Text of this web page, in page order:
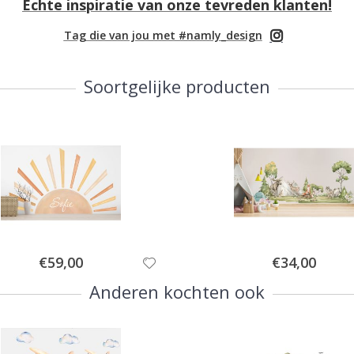
Echte inspiratie van onze tevreden klanten!
Tag die van jou met #namly_design
Soortgelijke producten
Special
Price
€59,00 Special
Price
€34,00
Anderen kochten ook